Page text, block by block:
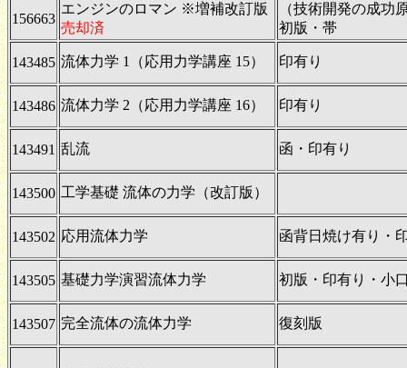
156663
エンジンのロマン ※増補改訂版
売却済
（技術開発の成功
初版・帯
143485 流体力学 1（応用力学講座 15） 印有り
143486 流体力学 2（応用力学講座 16） 印有り
143491 乱流 函・印有り
143500 工学基礎 流体の力学（改訂版）
143502 応用流体力学 函背日焼け有り・
143505 基礎力学演習流体力学 初版・印有り・小
143507 完全流体の流体力学 復刻版